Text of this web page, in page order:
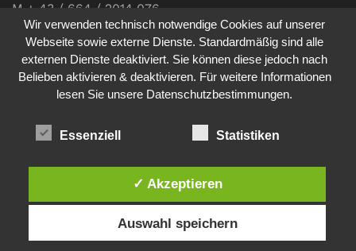
M + 43 / 664 / 2014 076
E-Mail:office@communications.co.at
Homepage:www.communications.co.at
UID: ATU 811 196 56
Sabine Pöhacker MSc.
Datenschutz
Wir verwenden technisch notwendige Cookies auf unserer
Webseite sowie externe Dienste. Standardmäßig sind alle
externen Dienste deaktiviert. Sie können diese jedoch nach
Belieben aktivieren & deaktivieren. Für weitere Informationen
lesen Sie unsere Datenschutzbestimmungen.
Essenziell Statistiken
✓ Akzeptieren
Auswahl speichern